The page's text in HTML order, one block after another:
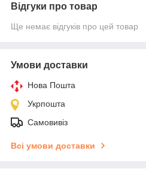
Відгуки про товар
Ще немає відгуків про цей товар
Умови доставки
Нова Пошта
Укрпошта
Самовивіз
Всі умови доставки